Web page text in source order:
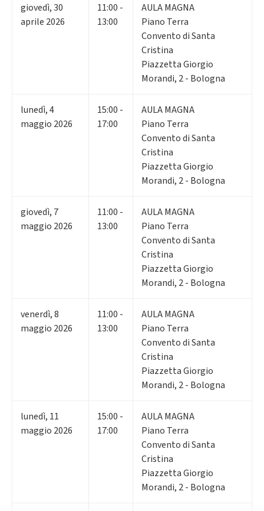
giovedì,30
aprile 2026
11:00 -
13:00
AULA MAGNA
Piano Terra
Convento di Santa
Cristina
Piazzetta Giorgio
Morandi, 2 - Bologna
lunedì,4
maggio 2026
15:00 -
17:00
AULA MAGNA
Piano Terra
Convento di Santa
Cristina
Piazzetta Giorgio
Morandi, 2 - Bologna
giovedì, 7
maggio 2026
11:00 -
13:00
AULA MAGNA
Piano Terra
Convento di Santa
Cristina
Piazzetta Giorgio
Morandi, 2 - Bologna
venerdì,8
maggio 2026
11:00 -
13:00
AULA MAGNA
Piano Terra
Convento di Santa
Cristina
Piazzetta Giorgio
Morandi, 2 - Bologna
lunedì, 11
maggio 2026
15:00 -
17:00
AULA MAGNA
Piano Terra
Convento di Santa
Cristina
Piazzetta Giorgio
Morandi, 2 - Bologna